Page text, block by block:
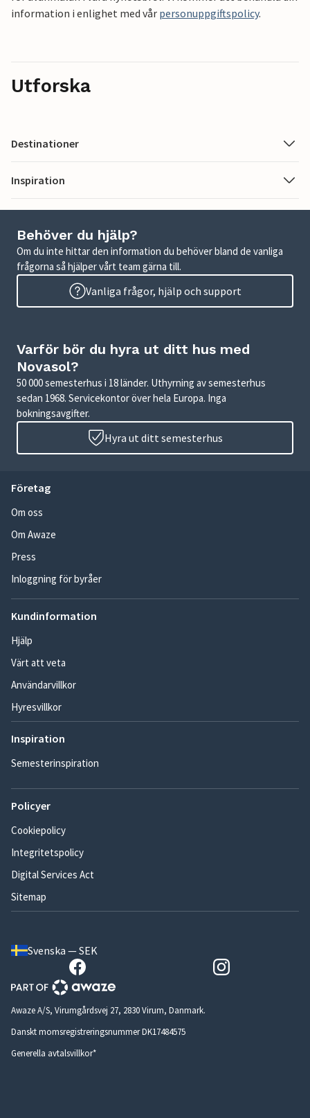
information i enlighet med vår personuppgiftspolicy.
Utforska
Destinationer
Inspiration
Behöver du hjälp?
Om du inte hittar den information du behöver bland de vanliga
frågorna så hjälper vårt team gärna till.
Vanliga frågor, hjälp och support
Varför bör du hyra ut ditt hus med
Novasol?
50 000 semesterhus i 18 länder. Uthyrning av semesterhus
sedan 1968. Servicekontor över hela Europa. Inga
bokningsavgifter.
Hyra ut ditt semesterhus
Företag
Om oss
Om Awaze
Press
Inloggning för byråer
Kundinformation
Hjälp
Värt att veta
Användarvillkor
Hyresvillkor
Inspiration
Semesterinspiration
Policyer
Cookiepolicy
Integritetspolicy
Digital Services Act
Sitemap
Svenska — SEK
Awaze A/S, Virumgårdsvej 27, 2830 Virum, Danmark.
Danskt momsregistreringsnummer DK17484575
Generella avtalsvillkor*